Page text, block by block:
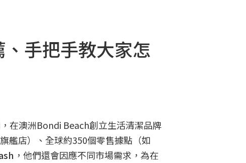
手把手教大家怎
在澳洲Bondi Beach創立生活清潔品牌
艦店）、全球約350個零售據點（如
，他們還會因應不同市場需求，為在